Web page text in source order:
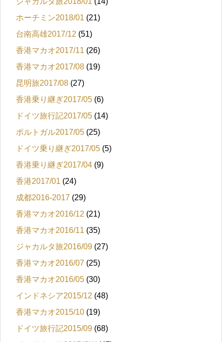
ホーチミン2018/01 (21)
台南高雄2017/12 (51)
香港マカオ2017/11 (26)
香港マカオ2017/08 (19)
昆明旅2017/08 (27)
香港乗り継ぎ2017/05 (6)
ドイツ旅行記2017/05 (14)
ポルトガル2017/05 (25)
ドイツ乗り継ぎ2017/05 (5)
香港乗り継ぎ2017/04 (9)
香港2017/01 (24)
成都2016-2017 (29)
香港マカオ2016/12 (21)
香港マカオ2016/11 (35)
ジャカルタ旅2016/09 (27)
香港マカオ2016/07 (25)
香港マカオ2016/05 (30)
インドネシア2015/12 (48)
香港マカオ2015/10 (19)
ドイツ旅行記2015/09 (68)